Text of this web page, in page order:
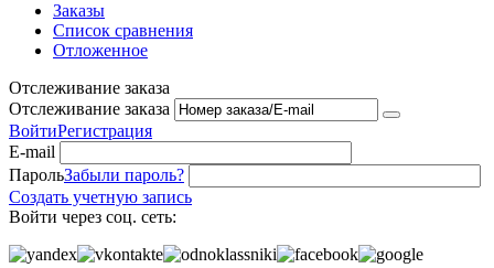
Заказы
Список сравнения
Отложенное
Отслеживание заказа
Отслеживание заказа
ВойтиРегистрация
E-mail
ПарольЗабыли пароль?
Создать учетную запись
Войти через соц. сеть: